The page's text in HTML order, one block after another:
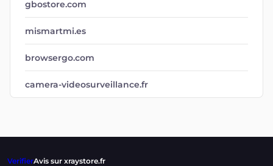
gbostore.com
mismartmi.es
browsergo.com
camera-videosurveillance.fr
VerifierAvis sur xraystore.fr